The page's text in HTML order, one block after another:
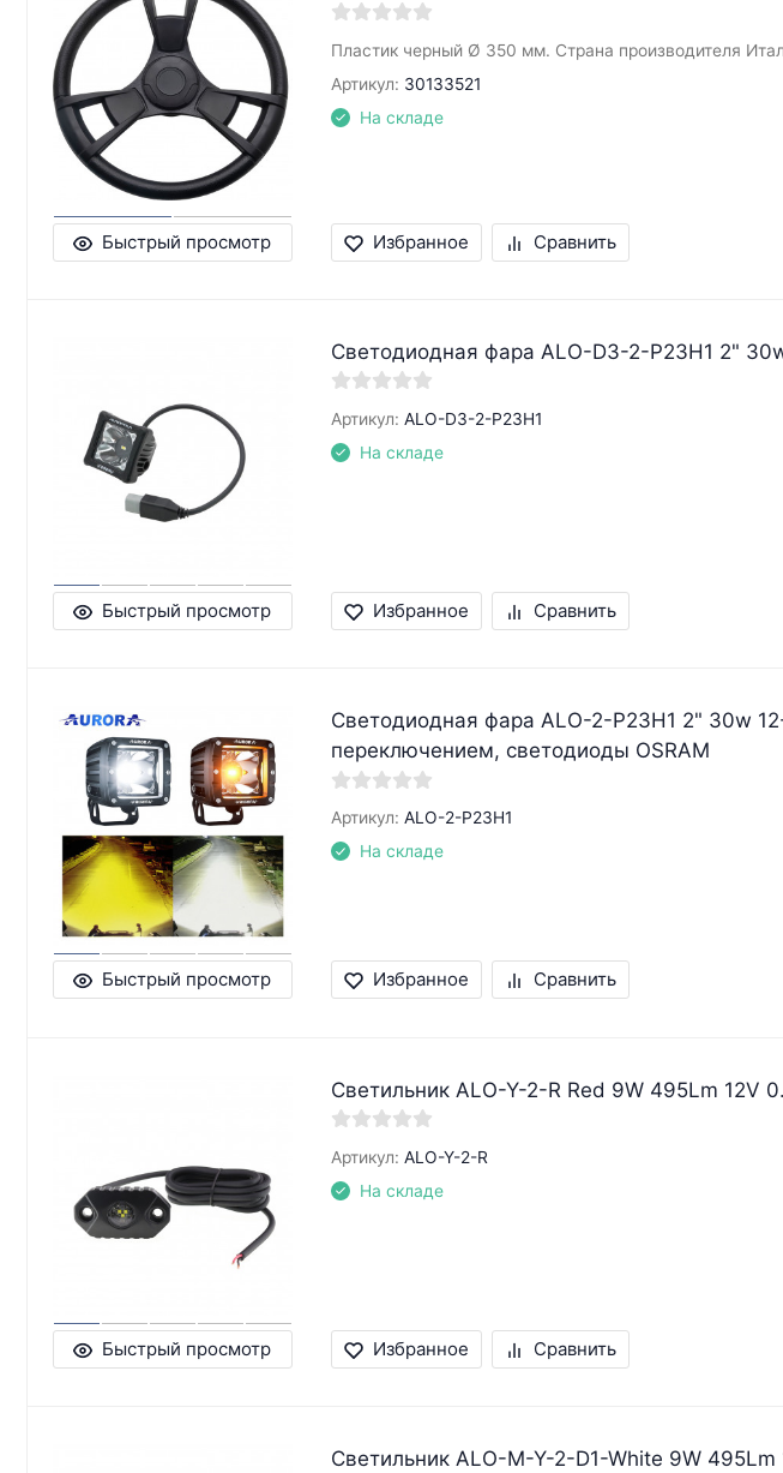
Быстрый просмотр
Пластик черный Ø 350 мм. Страна производителя
Артикул: 30133521
На складе
Избранное Сравнить
Быстрый просмотр
Светодиодная фара ALO-D3-2-P23H1 2"
Артикул: ALO-D3-2-P23H1
На складе
Избранное Сравнить
Быстрый просмотр
Светодиодная фара ALO-2-P23H1 2" 30w
переключением, светодиоды OSRAM
Артикул: ALO-2-P23H1
На складе
Избранное Сравнить
Быстрый просмотр
Светильник ALO-Y-2-R Red 9W 495Lm 12V
Артикул: ALO-Y-2-R
На складе
Избранное Сравнить
Светильник ALO-M-Y-2-D1-White 9W